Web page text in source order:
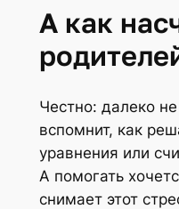
А как
Честно: далеко
вспомнит, как
уравнения или
А помогать
снимает этот